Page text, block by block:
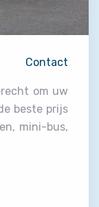
Contact
om uw
beste prijs
mini-bus,